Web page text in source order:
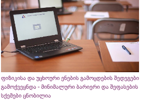
ფიზიკისა და უცხოური ენების გამოცდების შედეგები
გამოქვეყნდა - მინიმალური ბარიერი და შეფასების
სქემები ცნობილია